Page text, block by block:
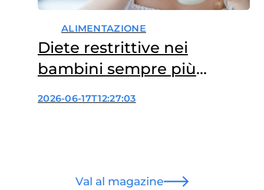
ALIMENTAZIONE
Diete restrittive nei
bambini sempre più
diffuse, anche senza
2026-06-17T12:27:03
Val al magazine